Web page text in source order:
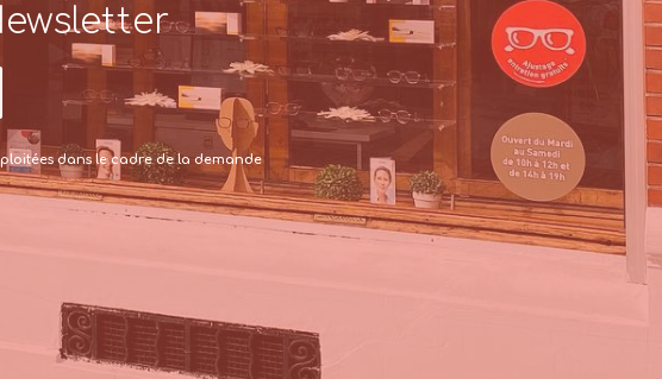
dans le cadre de la demande